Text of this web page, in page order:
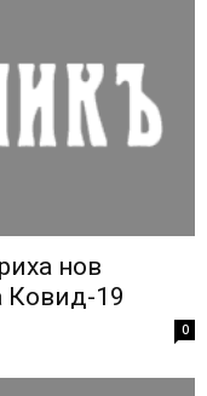
нов
Ковид-19
0